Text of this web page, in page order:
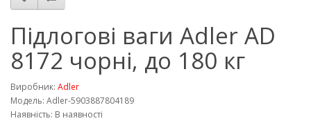
Підлогові ваги Adler AD
8172 чорні, до 180 кг
Виробник: Adler
Модель: Adler-5903887804189
Наявність: В наявності